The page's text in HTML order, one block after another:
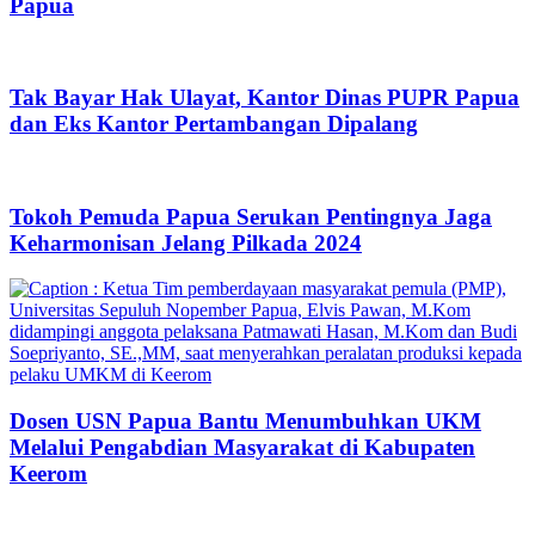
Papua
Tak Bayar Hak Ulayat, Kantor Dinas PUPR Papua
dan Eks Kantor Pertambangan Dipalang
Tokoh Pemuda Papua Serukan Pentingnya Jaga
Keharmonisan Jelang Pilkada 2024
Dosen USN Papua Bantu Menumbuhkan UKM
Melalui Pengabdian Masyarakat di Kabupaten
Keerom